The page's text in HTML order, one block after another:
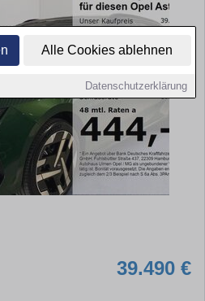
Alle Cookies ablehnen
Datenschutzerklärung
39.490 €